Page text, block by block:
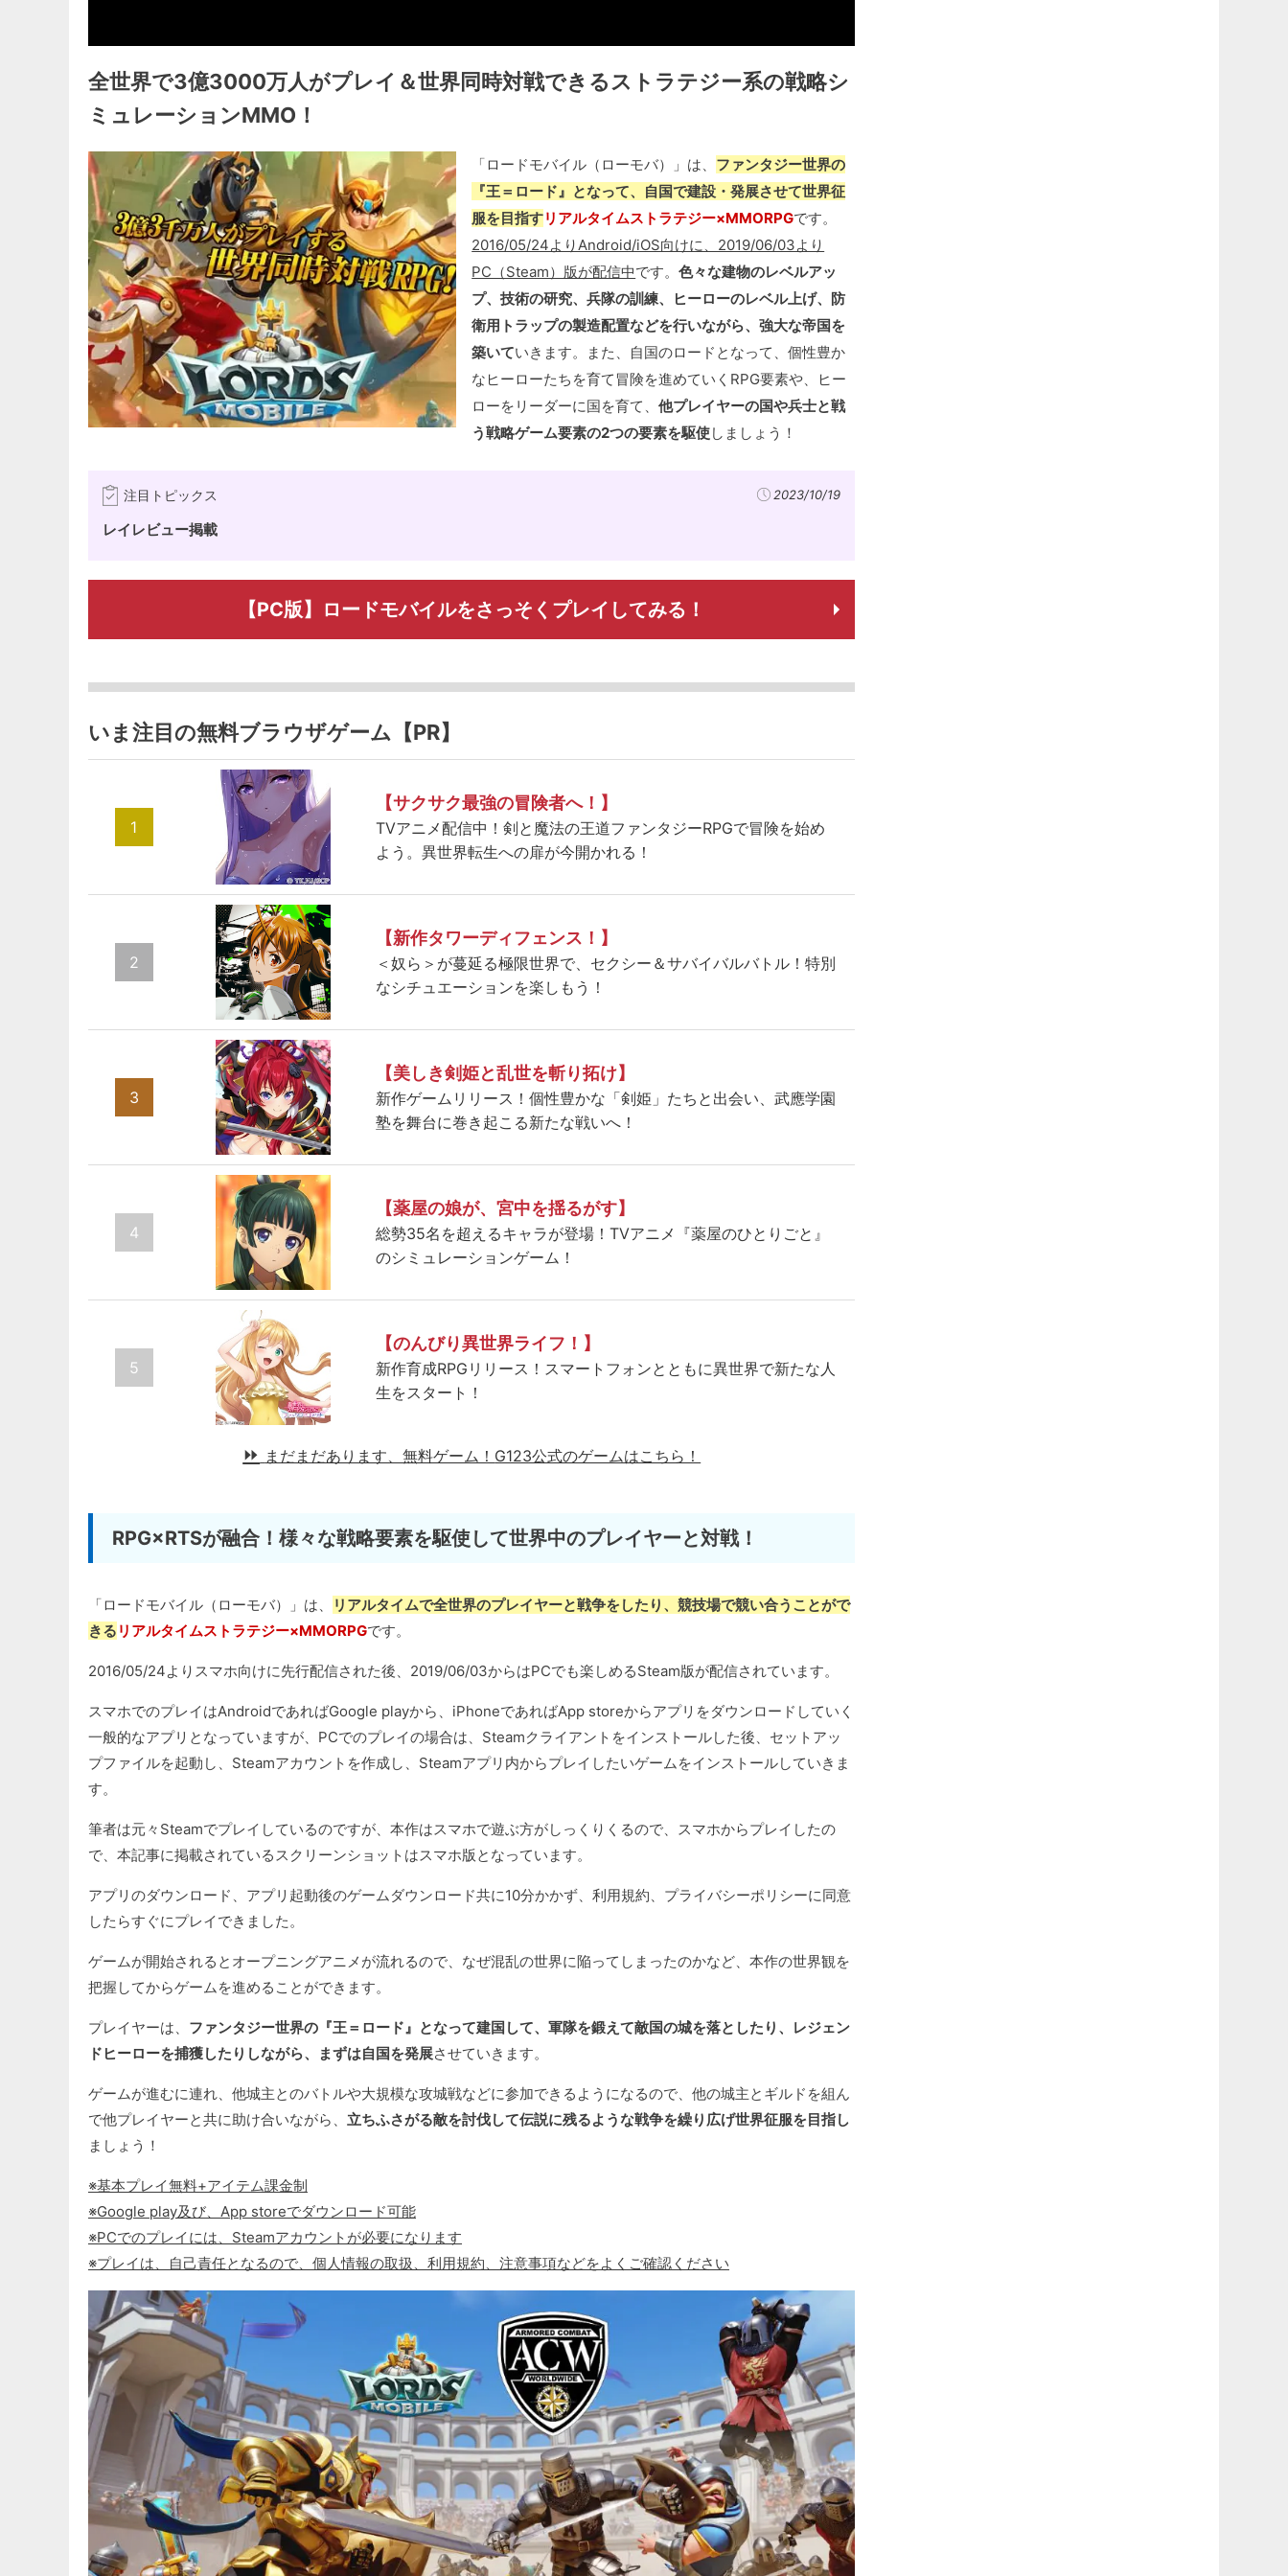
全世界で3億3000万人がプレイ＆世界同時対戦できるストラテジー系の戦略シ
ミュレーションMMO！
「ロードモバイル（ローモバ）」は、 ファンタジー世界の
『王＝ロード』となって、自国で建設・発展させて世界征
服を目指すリアルタイムストラテジー×MMORPGです。
2016/05/24よりAndroid/iOS向けに、2019/06/03より
PC（Steam）版が配信中です。色々な建物のレベルアッ
プ、技術の研究、兵隊の訓練、ヒーローのレベル上げ、防
衛用トラップの製造配置などを行いながら、強大な帝国を
築いていきます。また、自国のロードとなって、個性豊か
なヒーローたちを育て冒険を進めていくRPG要素や、ヒー
ローをリーダーに国を育て、他プレイヤーの国や兵士と戦
う戦略ゲーム要素の2つの要素を駆使しましょう！
注目トピックス 2023/10/19
レイレビュー掲載
【PC版】ロードモバイルをさっそくプレイしてみる！
いま注目の無料ブラウザゲーム【PR】
1
【サクサク最強の冒険者へ！】
TVアニメ配信中！剣と魔法の王道ファンタジーRPGで冒険を始め
よう。異世界転生への扉が今開かれる！
2
【新作タワーディフェンス！】
＜奴ら＞が蔓延る極限世界で、セクシー＆サバイバルバトル！特別
なシチュエーションを楽しもう！
3
【美しき剣姫と乱世を斬り拓け】
新作ゲームリリース！個性豊かな「剣姫」たちと出会い、武應学園
塾を舞台に巻き起こる新たな戦いへ！
4
【薬屋の娘が、宮中を揺るがす】
総勢35名を超えるキャラが登場！TVアニメ『薬屋のひとりごと』
のシミュレーションゲーム！
5
【のんびり異世界ライフ！】
新作育成RPGリリース！スマートフォンとともに異世界で新たな人
生をスタート！
まだまだあります、無料ゲーム！ G123公式のゲームはこちら！
RPG×RTSが融合！様々な戦略要素を駆使して世界中のプレイヤーと対戦！
「ロードモバイル（ローモバ）」は、
リアルタイムで全世界のプレイヤーと戦争をしたり、競技場で競い合うことがで
きる リアルタイムストラテジー×MMORPGです。
2016/05/24よりスマホ向けに先行配信された後、2019/06/03からはPCでも楽しめるSteam版が配信されています。
スマホでのプレイはAndroidであればGoogle playから、iPhoneであればApp storeからアプリをダウンロードしていく
一般的なアプリとなっていますが、PCでのプレイの場合は、Steamクライアントをインストールした後、セットアッ
プファイルを起動し、Steamアカウントを作成し、Steamアプリ内からプレイしたいゲームをインストールしていきま
す。
筆者は元々Steamでプレイしているのですが、本作はスマホで遊ぶ方がしっくりくるので、スマホからプレイしたの
で、本記事に掲載されているスクリーンショットはスマホ版となっています。
アプリのダウンロード、アプリ起動後のゲームダウンロード共に10分かかず、利用規約、プライバシーポリシーに同意
したらすぐにプレイできました。
ゲームが開始されるとオープニングアニメが流れるので、なぜ混乱の世界に陥ってしまったのかなど、本作の世界観を
把握してからゲームを進めることができます。
プレイヤーは、 ファンタジー世界の『王＝ロード』となって建国して、軍隊を鍛えて敵国の城を落としたり、レジェン
ドヒーローを捕獲したりしながら、まずは自国を発展させていきます。
ゲームが進むに連れ、他城主とのバトルや大規模な攻城戦などに参加できるようになるので、他の城主とギルドを組ん
で他プレイヤーと共に助け合いながら、 立ちふさがる敵を討伐して伝説に残るような戦争を繰り広げ世界征服を目指し
ましょう！
※基本プレイ無料+アイテム課金制
※Google play及び、App storeでダウンロード可能
※PCでのプレイには、Steamアカウントが必要になります
※プレイは、自己責任となるので、個人情報の取扱、利用規約、注意事項などをよくご確認ください